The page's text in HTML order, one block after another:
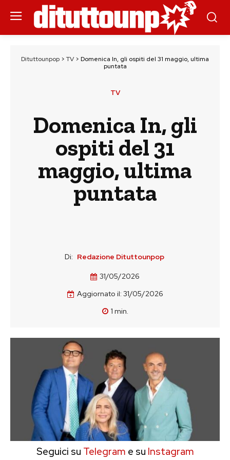
Dituttounpop > TV > Domenica In, gli ospiti del 31 maggio, ultima
puntata
TV
Domenica In, gli
ospiti del 31
maggio, ultima
puntata
Di: Redazione Dituttounpop
31/05/2026
Aggiornato il: 31/05/2026
1 min.
Seguici su Telegram e su Instagram